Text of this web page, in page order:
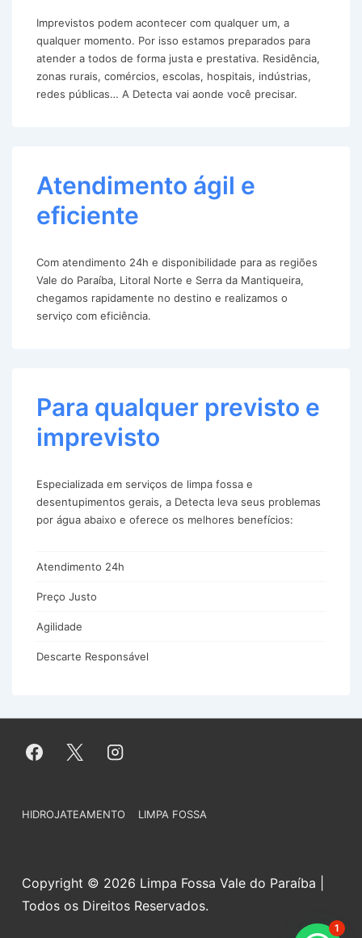
Imprevistos podem acontecer com qualquer um, a
qualquer momento. Por isso estamos preparados para
atender a todos de forma justa e prestativa. Residência,
zonas rurais, comércios, escolas, hospitais, indústrias,
redes públicas… A Detecta vai aonde você precisar.
Atendimento ágil e
eficiente
Com atendimento 24h e disponibilidade para as regiões
Vale do Paraíba, Litoral Norte e Serra da Mantiqueira,
chegamos rapidamente no destino e realizamos o
serviço com eficiência.
Para qualquer previsto e
imprevisto
Especializada em serviços de limpa fossa e
desentupimentos gerais, a Detecta leva seus problemas
por água abaixo e oferece os melhores benefícios:
Atendimento 24h
Preço Justo
Agilidade
Descarte Responsável
Menu
Rodapé
HIDROJATEAMENTO LIMPA FOSSA
Copyright © 2026 Limpa Fossa Vale do Paraíba |
Todos os Direitos Reservados.
1